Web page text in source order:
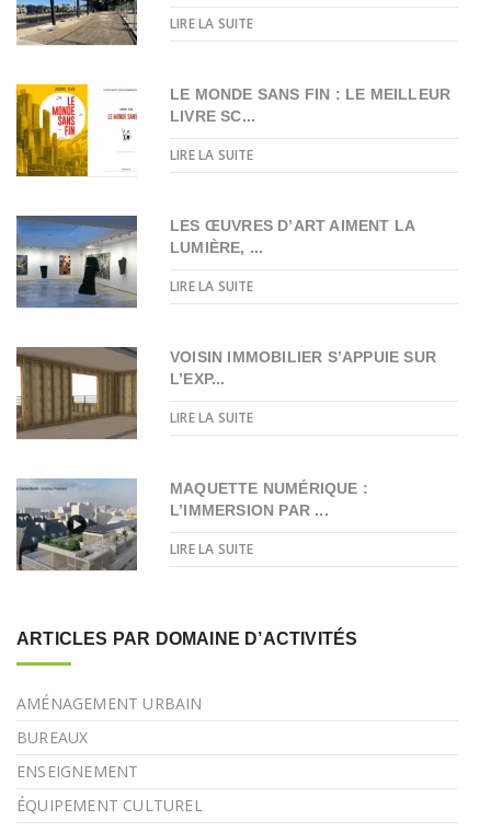
LIRE LA SUITE
LE MONDE SANS FIN : LE MEILLEUR
LIVRE SC...
LIRE LA SUITE
LES ŒUVRES D’ART AIMENT LA
LUMIÈRE, ...
LIRE LA SUITE
VOISIN IMMOBILIER S’APPUIE SUR
L’EXP...
LIRE LA SUITE
MAQUETTE NUMÉRIQUE :
L’IMMERSION PAR ...
LIRE LA SUITE
ARTICLES PAR DOMAINE D’ACTIVITÉS
AMÉNAGEMENT URBAIN
BUREAUX
ENSEIGNEMENT
ÉQUIPEMENT CULTUREL